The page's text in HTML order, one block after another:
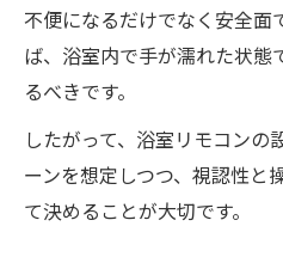
不便になるだけでなく安全面
ば、浴室内で手が濡れた状態
るべきです。
したがって、浴室リモコンの
ーンを想定しつつ、視認性と
て決めることが大切です。